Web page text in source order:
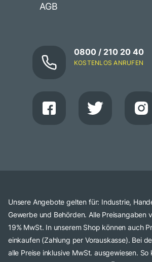
AGB
0800 / 210 20 40
KOSTENLOS ANRUFEN
Unsere Angebote gelten für: Industrie,
Gewerbe und Behörden. Alle Preisangaben
19% MwSt. In unserem Shop können auch
einkaufen (Zahlung per Vorauskasse). Bei
alle Preise inklusive MwSt. ausgewiesen. So